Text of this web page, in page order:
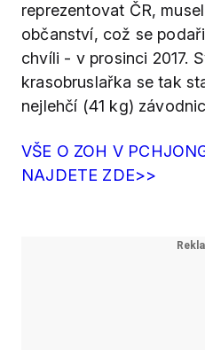
reprezentovat ČR,
občanství, což se
chvíli - v prosinci 2017.
krasobruslařka se tak
nejlehčí (41 kg)
VŠE O ZOH V
NAJDETE ZDE>>